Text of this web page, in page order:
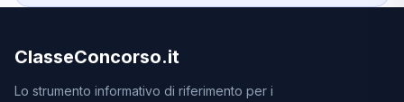
ClasseConcorso.it
Lo strumento informativo di riferimento per i